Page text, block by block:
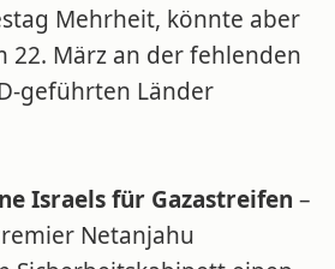
Mehrheit, könnte aber
22. März an der fehlenden
geführten Länder
Israels für Gazastreifen –
Netanjahu